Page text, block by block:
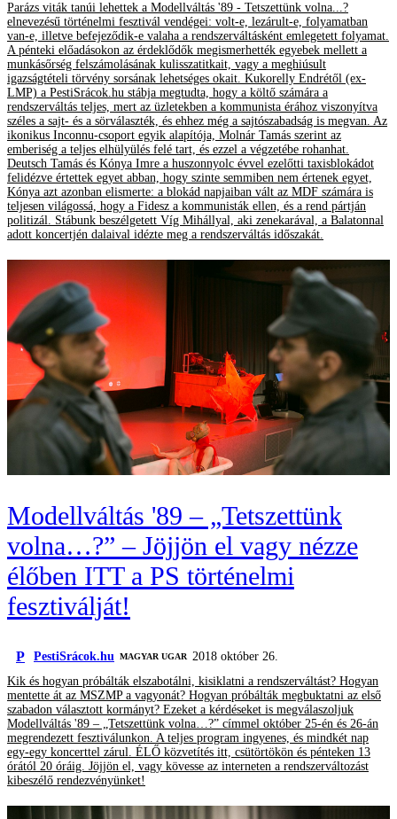
Parázs viták tanúi lehettek a Modellváltás '89 - Tetszettünk volna...?
elnevezésű történelmi fesztivál vendégei: volt-e, lezárult-e, folyamatban
van-e, illetve befejeződik-e valaha a rendszerváltásként emlegetett folyamat.
A pénteki előadásokon az érdeklődők megismerhették egyebek mellett a
munkásőrség felszámolásának kulisszatitkait, vagy a meghiúsult
igazságtételi törvény sorsának lehetséges okait. Kukorelly Endrétől (ex-
LMP) a PestiSrácok.hu stábja megtudta, hogy a költő számára a
rendszerváltás teljes, mert az üzletekben a kommunista érához viszonyítva
széles a sajt- és a sörválaszték, és ehhez még a sajtószabadság is megvan. Az
ikonikus Inconnu-csoport egyik alapítója, Molnár Tamás szerint az
emberiség a teljes elhülyülés felé tart, és ezzel a végzetébe rohanhat.
Deutsch Tamás és Kónya Imre a huszonnyolc évvel ezelőtti taxisblokádot
felidézve értettek egyet abban, hogy szinte semmiben nem értenek egyet,
Kónya azt azonban elismerte: a blokád napjaiban vált az MDF számára is
teljesen világossá, hogy a Fidesz a kommunisták ellen, és a rend pártján
politizál. Stábunk beszélgetett Víg Mihállyal, aki zenekarával, a Balatonnal
adott koncertjén dalaival idézte meg a rendszerváltás időszakát.
Modellváltás '89 – „Tetszettünk
volna…?” – Jöjjön el vagy nézze
élőben ITT a PS történelmi
fesztiválját!
P PestiSrácok.hu MAGYAR UGAR
2018 október 26.
Kik és hogyan próbálták elszabotálni, kisiklatni a rendszerváltást? Hogyan
mentette át az MSZMP a vagyonát? Hogyan próbálták megbuktatni az első
szabadon választott kormányt? Ezeket a kérdéseket is megválaszoljuk
Modellváltás '89 – „Tetszettünk volna…?” címmel október 25-én és 26-án
megrendezett fesztiválunkon. A teljes program ingyenes, és mindkét nap
egy-egy koncerttel zárul. ÉLŐ közvetítés itt, csütörtökön és pénteken 13
órától 20 óráig. Jöjjön el, vagy kövesse az interneten a rendszerváltozást
kibeszélő rendezvényünket!